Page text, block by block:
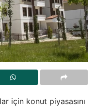
için konut piyasasını